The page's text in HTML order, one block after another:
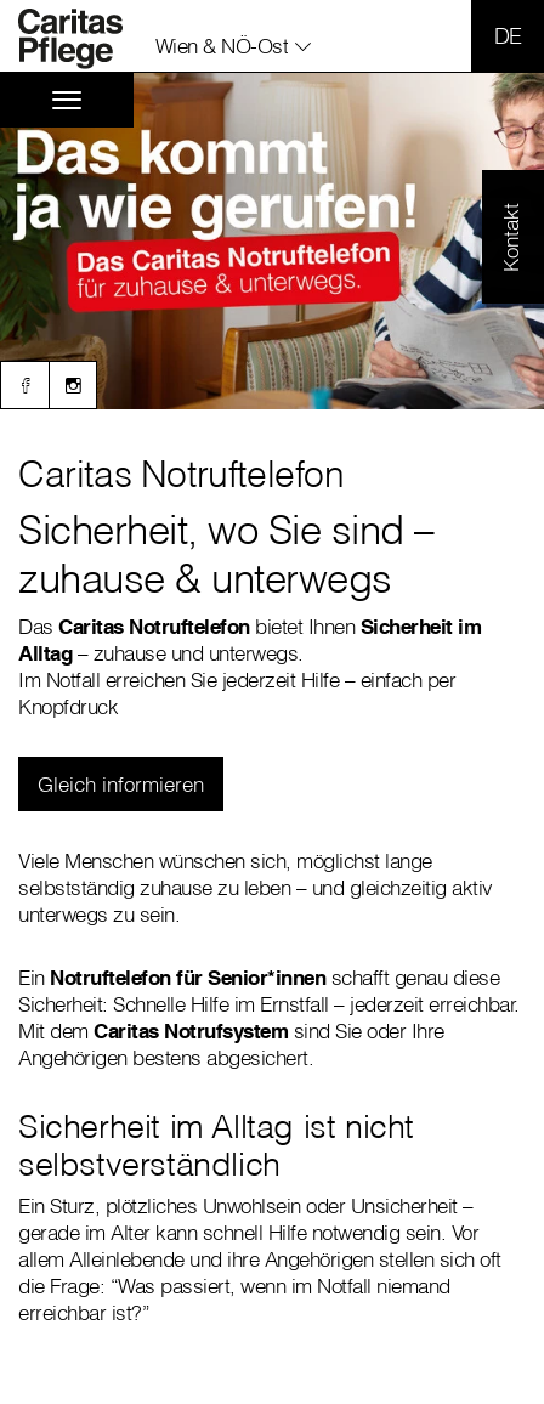
Wien & NÖ-Ost
Kontakt
Caritas Notruftelefon
Sicherheit, wo Sie sind –
zuhause & unterwegs
Das Caritas Notruftelefonbietet IhnenSicherheit im
Alltag– zuhause und unterwegs.
Im Notfall erreichen Sie jederzeit Hilfe – einfach per
Knopfdruck
Gleich informieren
Viele Menschen wünschen sich, möglichst lange
selbstständig zuhause zu leben – und gleichzeitig aktiv
unterwegs zu sein.
Ein Notruftelefon für Senior*innenschafft genau diese
Sicherheit: Schnelle Hilfe im Ernstfall – jederzeit erreichbar.
Mit dem Caritas Notrufsystem sind Sie oder Ihre
Angehörigen bestens abgesichert.
Sicherheit im Alltag ist nicht
selbstverständlich
Ein Sturz, plötzliches Unwohlsein oder Unsicherheit –
gerade im Alter kann schnell Hilfe notwendig sein. Vor
allem Alleinlebende und ihre Angehörigen stellen sich oft
die Frage: “Was passiert, wenn im Notfall niemand
erreichbar ist?”